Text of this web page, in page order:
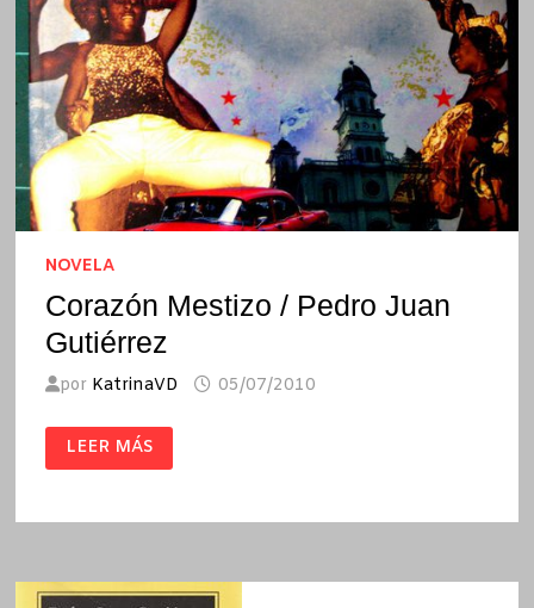
NOVELA
Corazón Mestizo / Pedro Juan
Gutiérrez
por KatrinaVD 05/07/2010
CORAZÓN
MESTIZO
/
GUTIÉRREZ
LEER MÁS